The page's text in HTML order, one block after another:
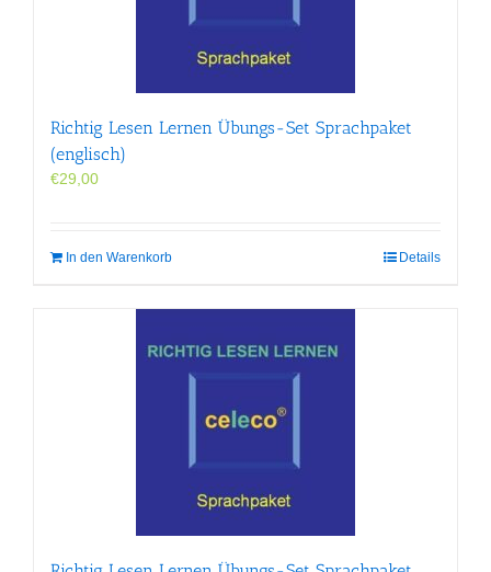
Richtig Lesen Lernen Übungs-Set Sprachpaket
(englisch)
€29,00
In den Warenkorb Details